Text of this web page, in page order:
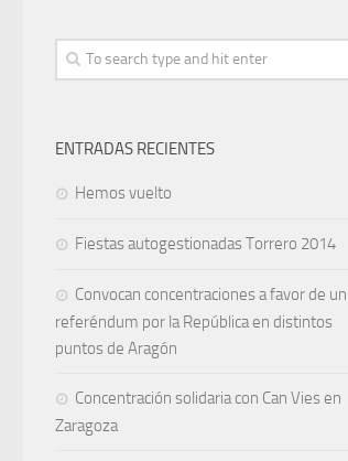
ENTRADAS RECIENTES
Hemos vuelto
Fiestas autogestionadas Torrero 2014
Convocan concentraciones a favor de un
referéndum por la República en distintos
puntos de Aragón
Concentración solidaria con Can Vies en
Zaragoza